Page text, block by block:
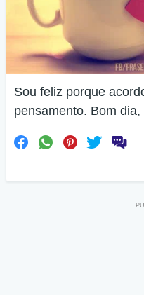
Sou feliz porque
pensamento. Bom dia,